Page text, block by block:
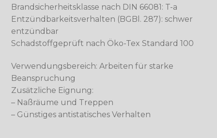
Brandsicherheitsklasse nach DIN 66081: T-a
Entzündbarkeitsverhalten (BGBl. 287): schwer
entzündbar
Schadstoffgeprüft nach Öko-Tex Standard 100
Verwendungsbereich: Arbeiten für starke
Beanspruchung
Zusätzliche Eignung:
– Naßräume und Treppen
– Günstiges antistatisches Verhalten